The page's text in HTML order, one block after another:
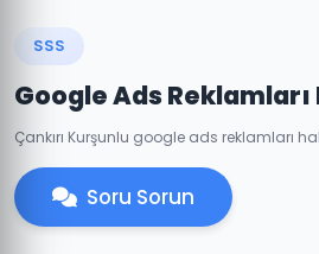
SSS
Google Ads Reklamları
Çankırı Kurşunlu google ads reklamları
Soru Sorun